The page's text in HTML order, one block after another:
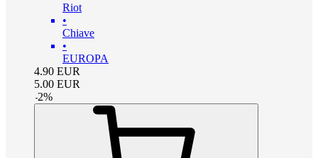
Riot
•
Chiave
•
EUROPA
4.90 EUR
5.00 EUR
-2%